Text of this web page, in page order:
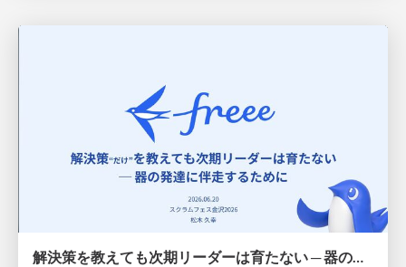
解決策を教えても次期リーダーは育たない ─ 器の発達に伴走するために / Partnering with leaders in their vertical development